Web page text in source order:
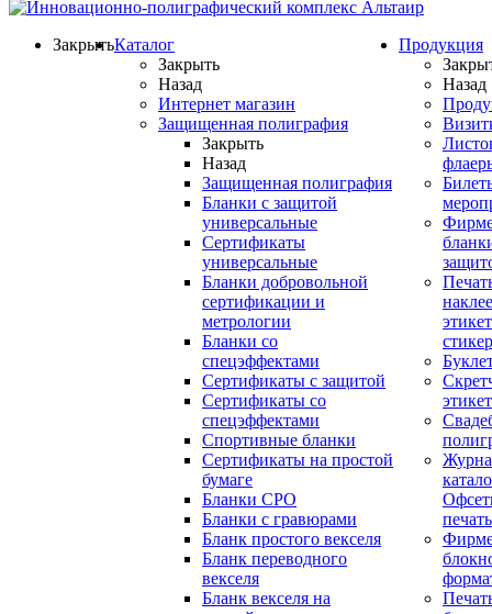
ЗакрытьКаталог
Закрыть
Назад
Интернет магазин
Защищенная полиграфия
Закрыть
Назад
Защищенная полиграфия
Бланки с защитой
универсальные
Сертификаты
универсальные
Бланки добровольной
сертификации и
метрологии
Бланки со
спецэффектами
Сертификаты с защитой
Сертификаты со
спецэффектами
Спортивные бланки
Cертификаты на простой
бумаге
Бланки СРО
Бланки с гравюрами
Бланк простого векселя
Бланк переводного
векселя
Бланк векселя на
Продукция
Назад
печать